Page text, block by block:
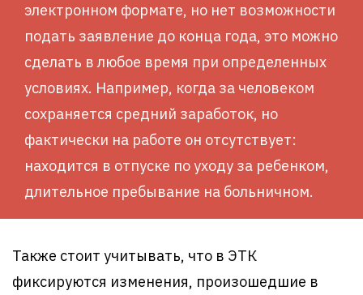
электронном формате, но нет возможности
подать заявление до конца года, это можно
сделать в любое время при определенных
условиях. Например, когда за человеком
сохраняется средний заработок, но
фактически на работе он отсутствует:
находится в отпуске по уходу за ребенком,
длительное пребывание на больничном.
Также стоит учитывать, что в ЭТК
фиксируются изменения, произошедшие в